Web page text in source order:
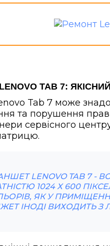
TAB 7:
Tab 7 може
та порушення
сервісного
LENOVO TAB 7
1024 Х 600
ЯК У
ІНОДІ ВИХОДИТЬ З